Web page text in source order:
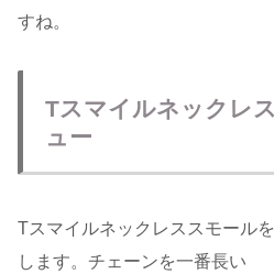
すね。
Tスマイルネックレ
ュー
Tスマイルネックレススモール
します。チェーンを一番長い